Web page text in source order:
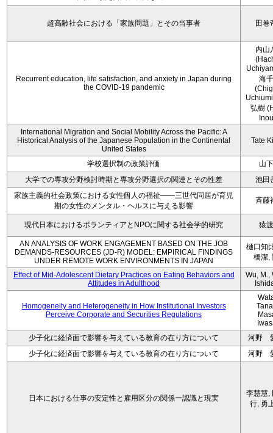
超高齢社会における「家族問題」とその当事者 田巻
Recurrent education, life satisfaction, and anxiety in Japan during
the COVID-19 pandemic
内山
海
弘樹
International Migration and Social Mobility Across the Pacific: A
Historical Analysis of the Japanese Population in the Continental
United States
Tate
学校選択制の政策評価
山
大学での専攻分野検討時期と専攻分野選択の関連とその性差
池田
家族主義的社会政策における女性個人の福祉――三世代同居が育児
期の女性のメンタル・ヘルスに与える影響
斉藤
現代日本におけるボランティアとNPOに関する社会学的研究 猿
AN ANALYSIS OF WORK ENGAGEMENT BASED ON THE JOB
DEMANDS-RESOURCES (JD-R) MODEL: EMPIRICAL FINDINGS
UNDER REMOTE WORK ENVIRONMENTS IN JAPAN
樋口知
橋潔,
Effect of Mid-Adolescent Dietary Practices on Eating Behaviors and
Attitudes in Adulthood
Wu, M.,
Homogeneity and Heterogeneity in How Institutional Investors
Perceive Corporate and Securities Regulations
少子化に経済面で影響を与えている教育の在り方について
河野
少子化に経済面で影響を与えている教育の在り方について
河野
日本における仕事の安定性と雇用区分の関係ー認識と現実
李慧慧,
行, 勇